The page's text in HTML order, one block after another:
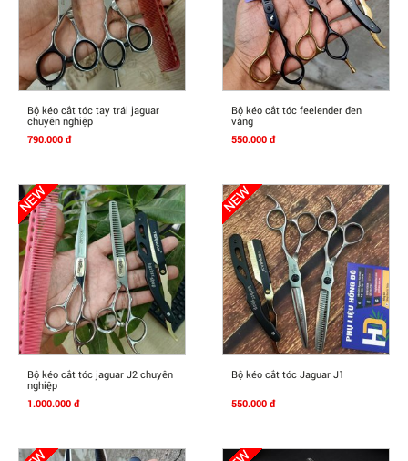
Mua Ngay
Bộ kéo cắt tóc tay trái jaguar
chuyên nghiệp
790.000 đ
Mua Ngay
Bộ kéo cắt tóc feelender đen
vàng
550.000 đ
Mua Ngay
Bộ kéo cắt tóc jaguar J2 chuyên
nghiệp
1.000.000 đ
Mua Ngay
Bộ kéo cắt tóc Jaguar J1
550.000 đ